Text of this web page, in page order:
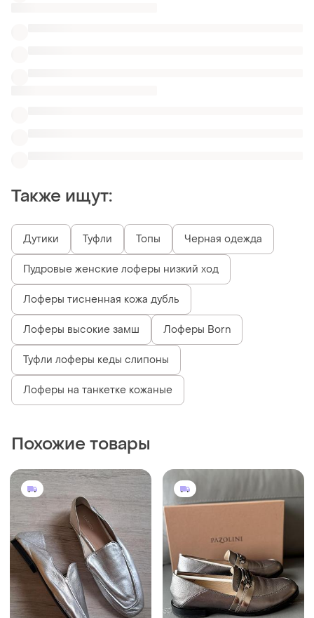
Также ищут:
Дутики Туфли Топы Черная одежда
Пудровые женские лоферы низкий ход
Лоферы тисненная кожа дубль
Лоферы высокие замш Лоферы Born
Туфли лоферы кеды слипоны
Лоферы на танкетке кожаные
Похожие товары